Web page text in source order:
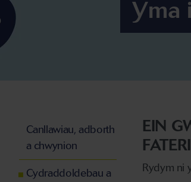
Yma
EIN
Rydym ni
Canllawiau, adborth
a chwynion
Cydraddoldebau a